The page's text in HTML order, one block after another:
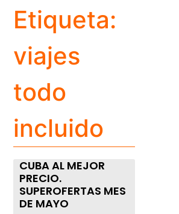
Etiqueta:
viajes
todo
incluido
CUBA AL MEJOR
PRECIO.
SUPEROFERTAS MES
DE MAYO